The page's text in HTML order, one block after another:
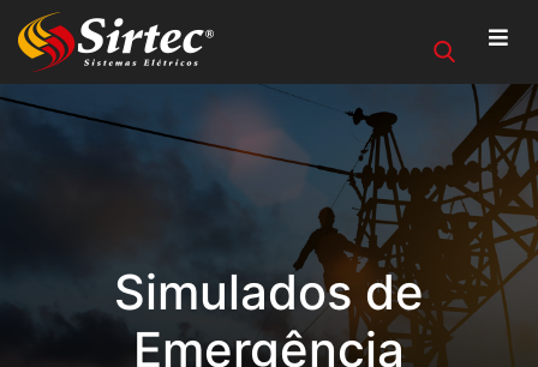
Simulados de
Emergência